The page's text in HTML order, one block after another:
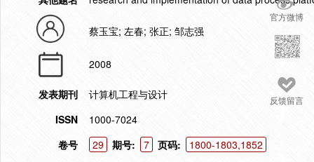
官方微博
反馈留言
蔡玉宝; 左春; 张正; 邹志强
2008
发表期刊
计算机工程与设计
ISSN
1000-7024
卷号
29 期号: 7 页码:
1800-1803,1852